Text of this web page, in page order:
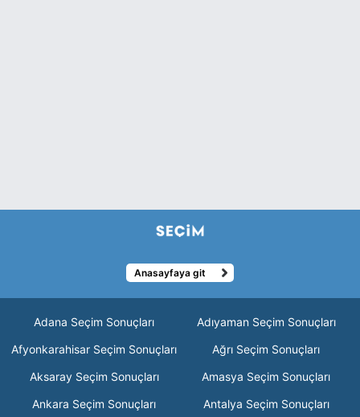
Anasayfaya git
Adana Seçim Sonuçları
Adıyaman Seçim Sonuçları
Afyonkarahisar Seçim Sonuçları
Ağrı Seçim Sonuçları
Aksaray Seçim Sonuçları
Amasya Seçim Sonuçları
Ankara Seçim Sonuçları
Antalya Seçim Sonuçları